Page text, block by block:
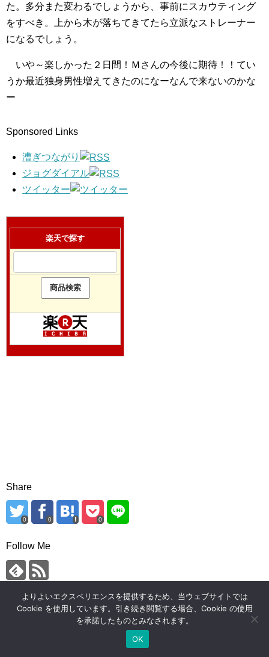
た。多分また変わるでしょうから、事前にスカウティング
をすべき。上から木が落ちてきてたら立派なストレーナー
になるでしょう。
いや～楽しかった２日間！Ｍさんの今後に期待！！てい
うか最近独身男性増えてきたのになーなんで来ないのかな
ー
Sponsored Links
漕ぎつながり
ジョグダイアル
ツイッター
楽天で探す
Share
0 0 0
Follow Me
宇佐川, リバーカヤック
よりよいエクスペリエンスを提供するため、当ウェブサイトでは
Cookie を使用しています。引き続き閲覧する場合、Cookie の使用
を承諾したものとみなされます。
OK